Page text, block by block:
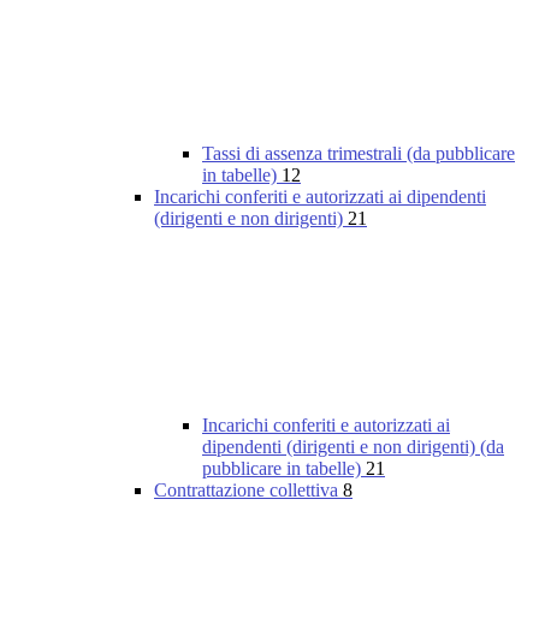
Tassi di assenza trimestrali (da pubblicare
in tabelle) 12
Incarichi conferiti e autorizzati ai dipendenti
(dirigenti e non dirigenti) 21
Incarichi conferiti e autorizzati ai
dipendenti (dirigenti e non dirigenti) (da
pubblicare in tabelle) 21
Contrattazione collettiva 8